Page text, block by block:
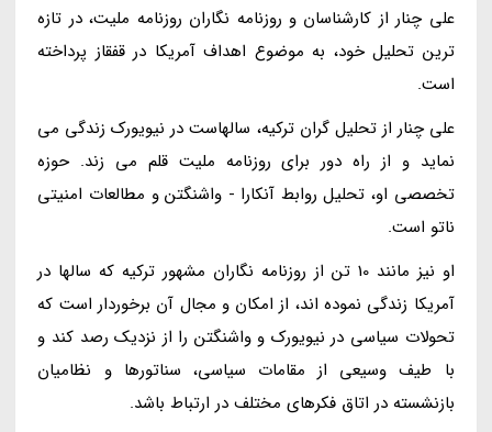
علی چنار از کارشناسان و روزنامه نگاران روزنامه ملیت، در تازه
ترین تحلیل خود، به موضوع اهداف آمریکا در قفقاز پرداخته
است.
علی چنار از تحلیل گران ترکیه، سالهاست در نیویورک زندگی می
نماید و از راه دور برای روزنامه ملیت قلم می زند. حوزه
تخصصی او، تحلیل روابط آنکارا - واشنگتن و مطالعات امنیتی
ناتو است.
او نیز مانند 10 تن از روزنامه نگاران مشهور ترکیه که سالها در
آمریکا زندگی نموده اند، از امکان و مجال آن برخوردار است که
تحولات سیاسی در نیویورک و واشنگتن را از نزدیک رصد کند و
با طیف وسیعی از مقامات سیاسی، سناتورها و نظامیان
بازنشسته در اتاق فکرهای مختلف در ارتباط باشد.